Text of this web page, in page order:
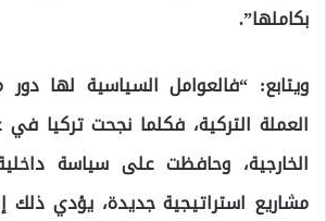
بكاملها”.
ويتابع: “فالعوامل السياسية لها
العملة التركية، فكلما نجحت تركيا في
الخارجية، وحافظت على سياسة
مشاريع استراتيجية جديدة، يؤدي ذلك